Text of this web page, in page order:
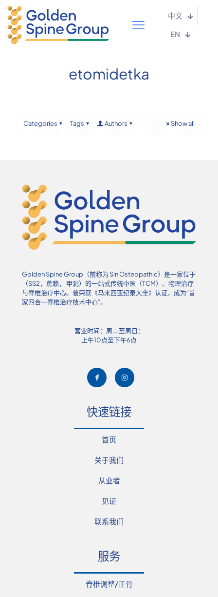
中文
EN
etomidetka
Categories Tags Authors Show all
Golden Spine Group（前称为 Sin Osteopathic）是一家位于
（SS2，蕉赖， 甲洞）的一站式传统中医（TCM）、物理治疗
与脊椎治疗中心。曾荣获《马来西亚纪录大全》认证，成为“首
家四合一脊椎治疗技术中心”。
营业时间：周二至周日：
上午10点至下午6点
快速链接
首页
关于我们
从业者
见证
联系我们
服务
脊椎调整/正骨